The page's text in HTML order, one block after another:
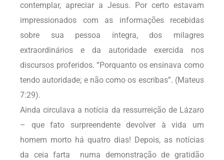
contemplar, apreciar a Jesus. Por certo estavam
impressionados com as informações recebidas
sobre sua pessoa íntegra, dos milagres
extraordinários e da autoridade exercida nos
discursos proferidos. “Porquanto os ensinava como
tendo autoridade; e não como os escribas”. (Mateus
7:29).
Ainda circulava a notícia da ressurreição de Lázaro
– que fato surpreendente devolver à vida um
homem morto há quatro dias! Depois, as notícias
da ceia farta numa demonstração de gratidão